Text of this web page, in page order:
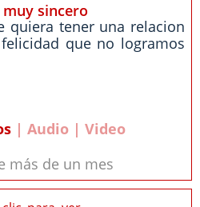
sincero
quiera tener una relacion
que no logramos
| Audio | Video
más de un mes